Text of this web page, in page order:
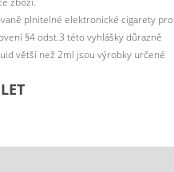
Vyberte variantu:
11mg
194 Kč
plnitelné elektronické cigarety pro
§4 odst.3 této vyhlášky důrazně
větší než 2ml jsou výrobky určené